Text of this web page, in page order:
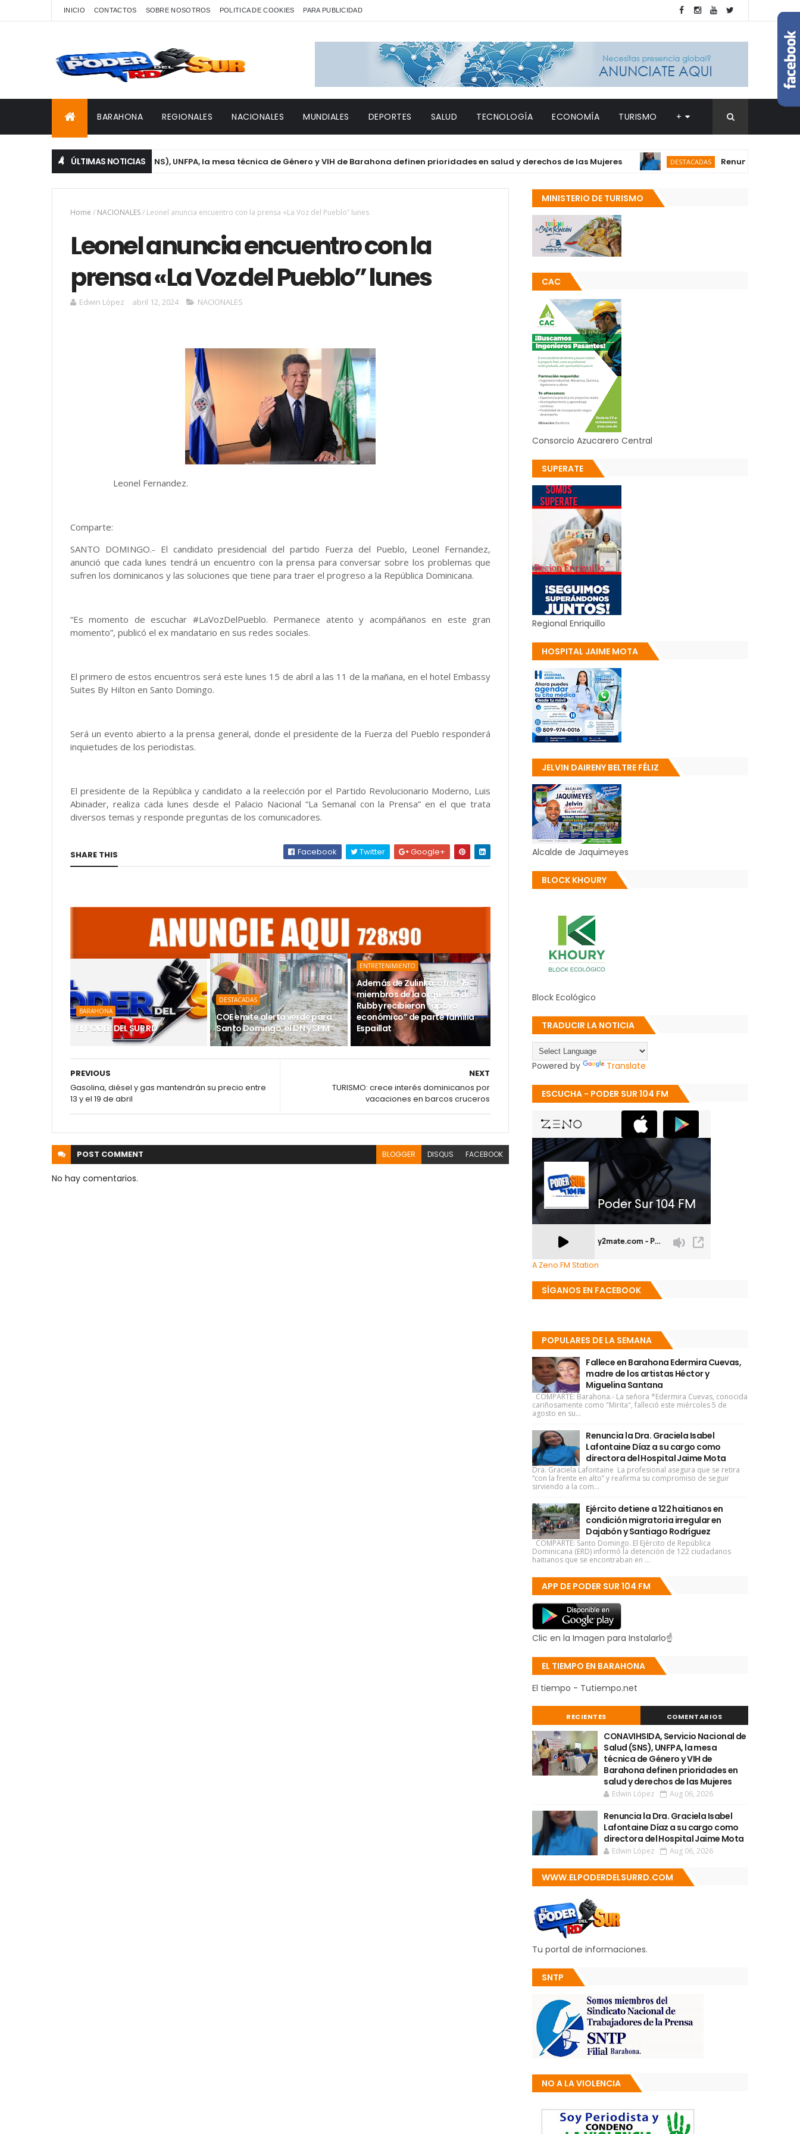
INICIO CONTACTOS SOBRE NOSOTROS POLITICA DE COOKIES PARA PUBLICIDAD
BARAHONA REGIONALES NACIONALES MUNDIALES DEPORTES SALUD TECNOLOGÍA ECONOMÍA TURISMO +
ÚLTIMAS NOTICIAS
Nacional de Salud (SNS), UNFPA, la mesa técnica de Género y VIH de Barahona definen prioridades en salud y derechos de las Mujeres DESTACADAS Renuncia la Dra. Graciela
Home / NACIONALES/ Leonel anuncia encuentro con la prensa «La Voz del Pueblo” lunes
Leonel anuncia encuentro con la
prensa «La Voz del Pueblo” lunes
Edwin López abril 12, 2024 NACIONALES
Leonel Fernandez.
Comparte:
SANTO DOMINGO.- El candidato presidencial del partido Fuerza del Pueblo, Leonel Fernandez,
anunció que cada lunes tendrá un encuentro con la prensa para conversar sobre los problemas que
sufren los dominicanos y las soluciones que tiene para traer el progreso a la República Dominicana.
“Es momento de escuchar #LaVozDelPueblo. Permanece atento y acompáñanos en este gran
momento”, publicó el ex mandatario en sus redes sociales.
El primero de estos encuentros será este lunes 15 de abril a las 11 de la mañana, en el hotel Embassy
Suites By Hilton en Santo Domingo.
Será un evento abierto a la prensa general, donde el presidente de la Fuerza del Pueblo responderá
inquietudes de los periodistas.
El presidente de la República y candidato a la reelección por el Partido Revolucionario Moderno, Luis
Abinader, realiza cada lunes desde el Palacio Nacional “La Semanal con la Prensa” en el que trata
diversos temas y responde preguntas de los comunicadores.
SHARE THIS Facebook Twitter Google+
BARAHONA
EL PODER DEL SUR RD
DESTACADAS
COE emite alerta verde para
Santo Domingo, el DN y SPM
ENTRETENIMIENTO
Además de Zulinka, otros 15
miembros de la orquesta de
Rubby recibieron “apoyo
económico” de parte familia
Espaillat
NEXT
TURISMO: crece interés dominicanos por
vacaciones en barcos cruceros
PREVIOUS
Gasolina, diésel y gas mantendrán su precio entre
13 y el 19 de abril
POST COMMENT BLOGGER DISQUS FACEBOOK
No hay comentarios.
MINISTERIO DE TURISMO
CAC
Consorcio Azucarero Central
SUPERATE
Regional Enriquillo
HOSPITAL JAIME MOTA
JELVIN DAIRENY BELTRE FÉLIZ
Alcalde de Jaquimeyes
BLOCK KHOURY
Block Ecológico
TRADUCIR LA NOTICIA
Powered by Translate
ESCUCHA - PODER SUR 104 FM
A Zeno.FM Station
SÍGANOS EN FACEBOOK
POPULARES DE LA SEMANA
Fallece en Barahona Edermira Cuevas,
madre de los artistas Héctor y
Miguelina Santana
COMPARTE: Barahona.- La señora *Edermira Cuevas, conocida
cariñosamente como "Mirita", falleció este miércoles 5 de
agosto en su...
Renuncia la Dra. Graciela Isabel
Lafontaine Díaz a su cargo como
directora del Hospital Jaime Mota
Dra. Graciela Lafontaine La profesional asegura que se retira
“con la frente en alto” y reafirma su compromiso de seguir
sirviendo a la com...
Ejército detiene a 122 haitianos en
condición migratoria irregular en
Dajabón y Santiago Rodríguez
COMPARTE: Santo Domingo. El Ejército de República
Dominicana (ERD) informó la detención de 122 ciudadanos
haitianos que se encontraban en ...
APP DE PODER SUR 104 FM
Clic en la Imagen para Instalarlo☝
EL TIEMPO EN BARAHONA
El tiempo - Tutiempo.net
RECIENTES COMENTARIOS
CONAVIHSIDA, Servicio Nacional de
Salud (SNS), UNFPA, la mesa
técnica de Género y VIH de
Barahona definen prioridades en
salud y derechos de las Mujeres
Edwin López Aug 06, 2026
Renuncia la Dra. Graciela Isabel
Lafontaine Díaz a su cargo como
directora del Hospital Jaime Mota
Edwin López Aug 06, 2026
WWW.ELPODERDELSURRD.COM
Tu portal de informaciones.
SNTP
NO A LA VIOLENCIA